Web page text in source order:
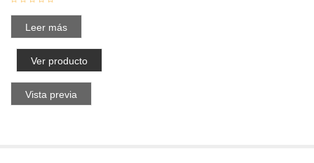
Leer más
Ver producto
Vista previa